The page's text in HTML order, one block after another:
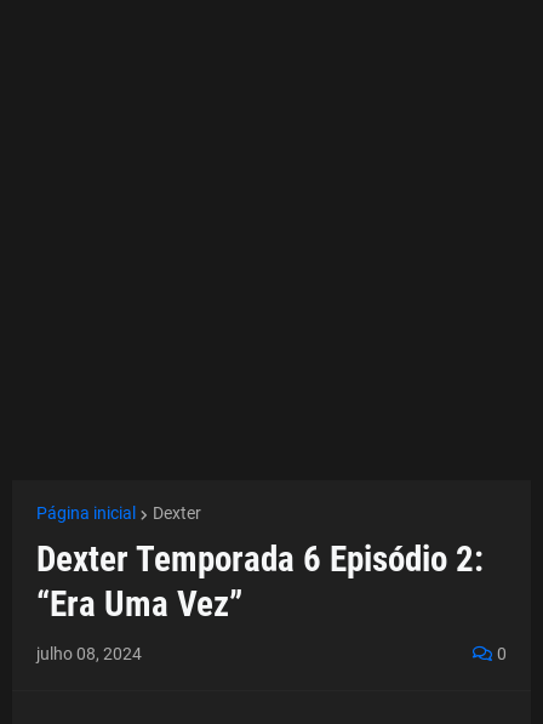
Página inicial Dexter
Dexter Temporada 6 Episódio 2:
“Era Uma Vez”
julho 08, 2024 0